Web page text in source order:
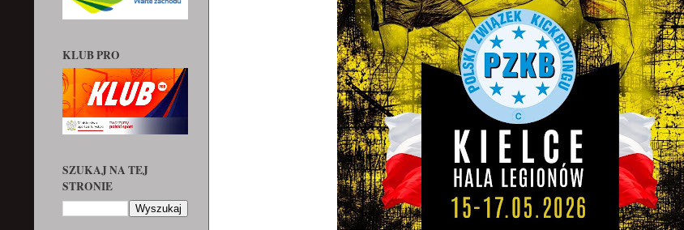
KLUB PRO
SZUKAJ NA TEJ
STRONIE